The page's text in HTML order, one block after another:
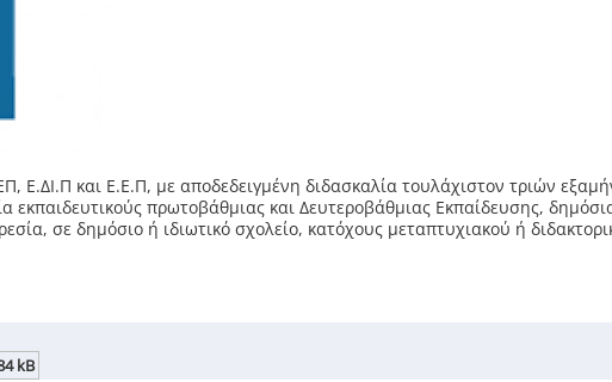
Ε.ΔΙ.Π και Ε.Ε.Π, με αποδεδειγμένη διδασκαλία τουλάχιστον τριών
εκπαιδευτικούς πρωτοβάθμιας και Δευτεροβάθμιας Εκπαίδευσης,
σε δημόσιο ή ιδιωτικό σχολείο, κατόχους μεταπτυχιακού ή
kB